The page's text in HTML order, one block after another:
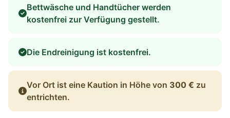
Bettwäsche und Handtücher werden
kostenfrei zur Verfügung gestellt.
Die Endreinigung ist kostenfrei.
Vor Ort ist eine Kaution in Höhe von 300 € zu
entrichten.